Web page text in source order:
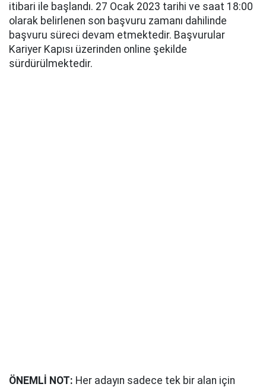
itibari ile başlandı. 27 Ocak 2023 tarihi ve saat 18:00
olarak belirlenen son başvuru zamanı dahilinde
başvuru süreci devam etmektedir. Başvurular
Kariyer Kapısı üzerinden online şekilde
sürdürülmektedir.
ÖNEMLİ NOT: Her adayın sadece tek bir alan için